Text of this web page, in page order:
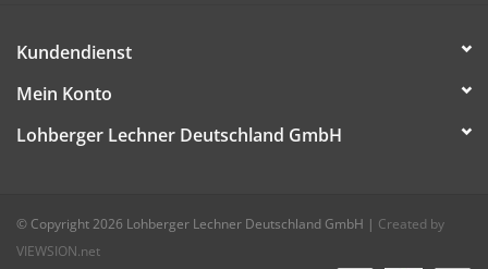
Kundendienst
Mein Konto
Lohberger Lechner Deutschland GmbH
© Copyright 2026 Lohberger Lechner Deutschland GmbH | Created by
VIEWSION.net